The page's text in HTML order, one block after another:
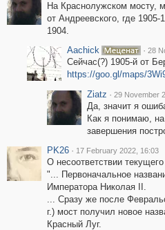
На Краснолужском мосту,
от Андреевского, где 1905-
1904.
Aachick
· 28
Сейчас(?) 1905-й от
https://goo.gl/maps/
Ziatz · 29 November
Да, значит я
Как я понимаю,
завершения
PK26 · 17 February 2022, 16:03
О несоответствии
"... Первоначальное
Императора Николая II.
... Сразу же после
г.) мост получил новое
Красный Луг.